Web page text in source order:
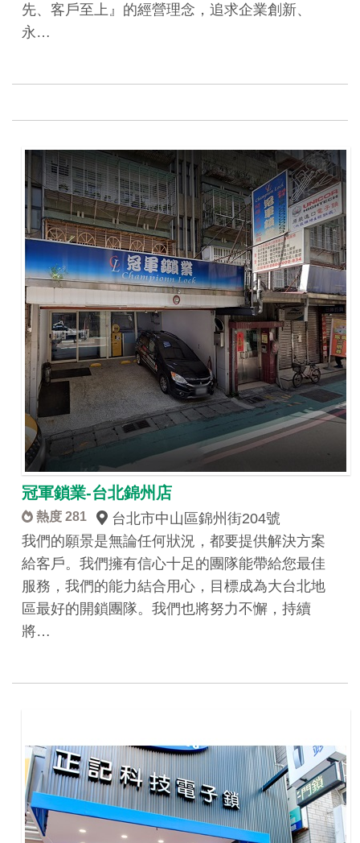
先、客戶至上』的經營理念，追求企業創新、
永…
冠軍鎖業-台北錦州店
熱度 281
台北市中山區錦州街204號
我們的願景是無論任何狀況，都要提供解決方案
給客戶。我們擁有信心十足的團隊能帶給您最佳
服務，我們的能力結合用心，目標成為大台北地
區最好的開鎖團隊。我們也將努力不懈，持續
將…